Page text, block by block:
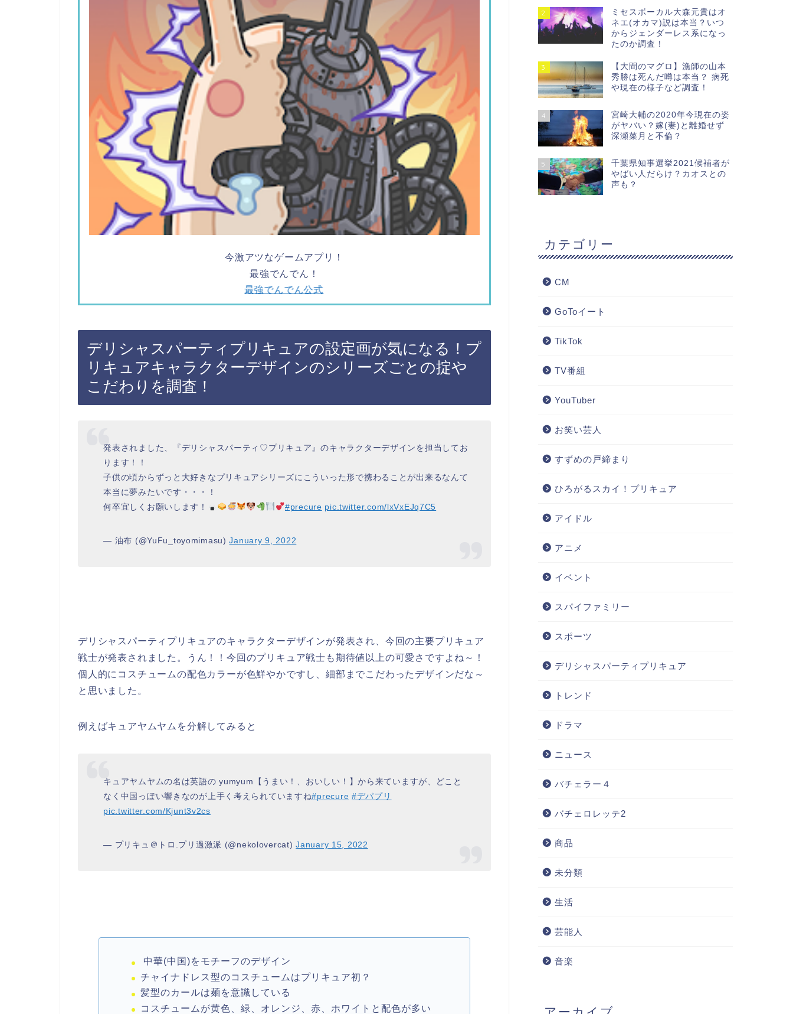
今激アツなゲームアプリ！
最強でんでん！
最強でんでん公式
デリシャスパーティプリキュアの設定画が気になる！プ
リキュアキャラクターデザインのシリーズごとの掟や
こだわりを調査！
発表されました、『デリシャスパーティ♡プリキュア』のキャラクターデザインを担当してお
ります！！
子供の頃からずっと大好きなプリキュアシリーズにこういった形で携わることが出来るなんて
本当に夢みたいです・・・！
何卒宜しくお願いします！
#precure pic.twitter.com/lxVxEJq7C5
— 油布 (@YuFu_toyomimasu)January 9, 2022
デリシャスパーティプリキュアのキャラクターデザインが発表され、今回の主要プリキュア
戦士が発表されました。うん！！今回のプリキュア戦士も期待値以上の可愛さですよね～！
個人的にコスチュームの配色カラーが色鮮やかですし、細部までこだわったデザインだな～
と思いました。
例えばキュアヤムヤムを分解してみると
キュアヤムヤムの名は英語の yumyum【うまい！、おいしい！】から来ていますが、どこと
なく中国っぽい響きなのが上手く考えられていますね#precure #デパプリ
pic.twitter.com/Kjunt3v2cs
— プリキュ＠トロ.プリ過激派 (@nekolovercat)January 15, 2022
中華(中国)をモチーフのデザイン
チャイナドレス型のコスチュームはプリキュア初？
髪型のカールは麺を意識している
コスチュームが黄色、緑、オレンジ、赤、ホワイトと配色が多い
2
ミセスボーカル大森元貴はオ
ネエ(オカマ)説は本当？いつ
からジェンダーレス系になっ
たのか調査！
3
【大間のマグロ】漁師の山本
秀勝は死んだ噂は本当？ 病死
や現在の様子など調査！
4
宮崎大輔の2020年今現在の姿
がヤバい？嫁(妻)と離婚せず
深瀬菜月と不倫？
5
千葉県知事選挙2021候補者が
やばい人だらけ？カオスとの
声も？
カテゴリー
CM
GoToイート
TikTok
TV番組
YouTuber
お笑い芸人
すずめの戸締まり
ひろがるスカイ！プリキュア
アイドル
アニメ
イベント
スパイファミリー
スポーツ
デリシャスパーティプリキュア
トレンド
ドラマ
ニュース
バチェラー４
バチェロレッテ2
商品
未分類
生活
芸能人
音楽